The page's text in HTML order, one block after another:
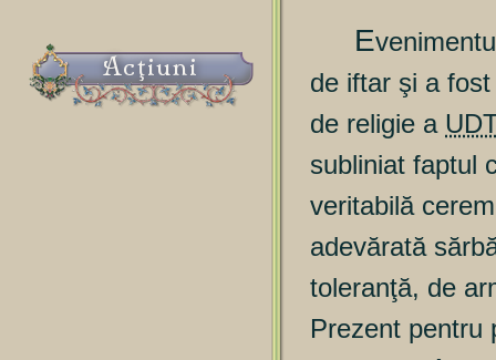
Acţiuni
E
de iftar şi a
de religie a
subliniat faptul
veritabilă
adevărată
toleranţă, de
Prezent pentru